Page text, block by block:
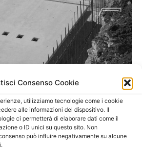
Consenso Cookie
utilizziamo tecnologie come i cookie
alle informazioni del dispositivo. Il
ci permetterà di elaborare dati come il
o ID unici su questo sito. Non
può influire negativamente su alcune
(Br), 2018
di doppie lastre in c.a. per